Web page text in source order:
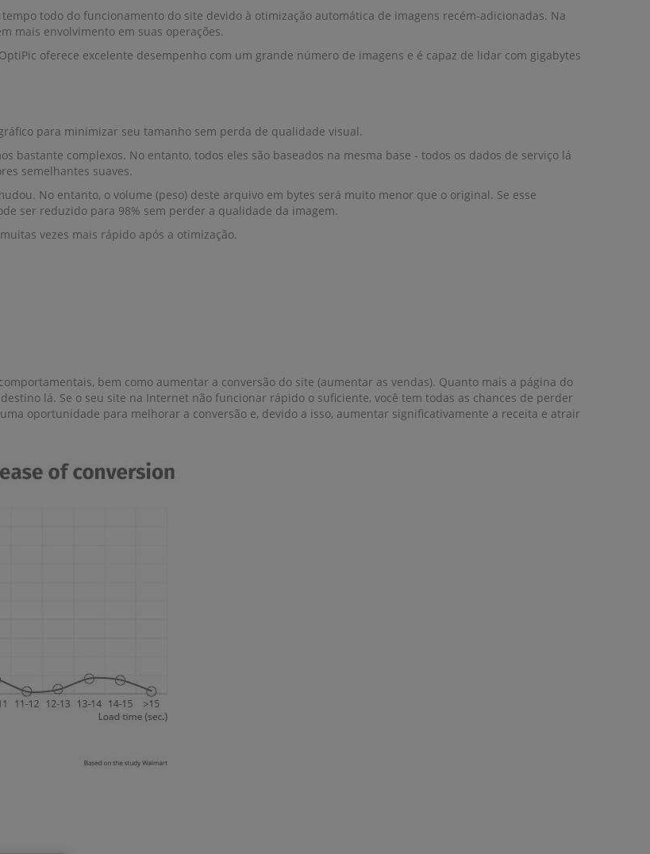
todo do funcionamento do site devido à otimização automática de imagens recém-adicionadas. Na
mais envolvimento em suas operações.
oferece excelente desempenho com um grande número de imagens e é capaz de lidar com gigabytes
para minimizar seu tamanho sem perda de qualidade visual.
bastante complexos. No entanto, todos eles são baseados na mesma base - todos os dados de serviço lá
semelhantes suaves.
No entanto, o volume (peso) deste arquivo em bytes será muito menor que o original. Se esse
ser reduzido para 98% sem perder a qualidade da imagem.
vezes mais rápido após a otimização.
bem como aumentar a conversão do site (aumentar as vendas). Quanto mais a página do
lá. Se o seu site na Internet não funcionar rápido o suficiente, você tem todas as chances de perder
oportunidade para melhorar a conversão e, devido a isso, aumentar significativamente a receita e atrair